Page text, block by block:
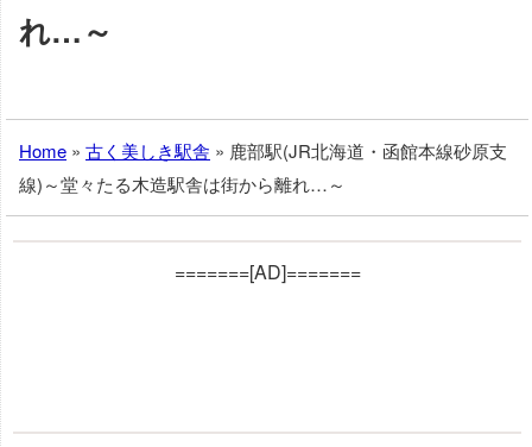
れ…～
Home » 古く美しき駅舎 » 鹿部駅(JR北海道・函館本線砂原支
線)～堂々たる木造駅舎は街から離れ…～
=======[AD]=======